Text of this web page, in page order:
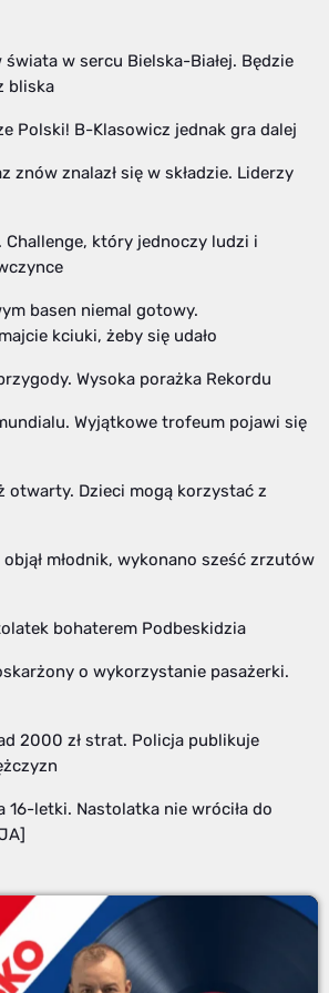
w sercu Bielska-Białej. Będzie
bliska
Polski! B-Klasowicz jednak gra dalej
znów znalazł się w składzie. Liderzy
Challenge, który jednoczy ludzi i
basen niemal gotowy.
kciuki, żeby się udało
Wysoka porażka Rekordu
Wyjątkowe trofeum pojawi się
otwarty. Dzieci mogą korzystać z
młodnik, wykonano sześć zrzutów
bohaterem Podbeskidzia
o wykorzystanie pasażerki.
2000 zł strat. Policja publikuje
16-letki. Nastolatka nie wróciła do